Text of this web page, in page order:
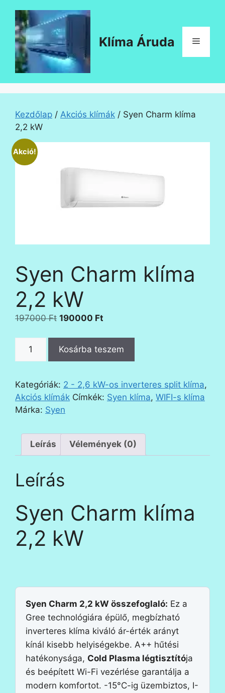
tartalomba
Klíma Áruda Menü
Kezdőlap / Akciós klímák / Syen Charm klíma
2,2 kW
Akció!
Syen Charm klíma
2,2 kW
197000Ft Original
was:
197000 Ft.
190000 Ft
190000 Ft.
Charm
2,2
kW
mennyiség
Kosárba teszem
Kategóriák: 2 - 2,6 kW-os inverteres split klíma,
Akciós klímák Címkék: Syen klíma, WIFI-s klíma
Márka: Syen
Leírás Vélemények (0)
Leírás
Syen Charm klíma
2,2 kW
Syen Charm 2,2 kW összefoglaló: Ez a
Gree technológiára épülő, megbízható
inverteres klíma kiváló ár-érték arányt
kínál kisebb helyiségekbe. A++ hűtési
hatékonysága, Cold Plasma légtisztítója
és beépített Wi-Fi vezérlése garantálja a
modern komfortot. -15°C-ig üzembiztos, I-